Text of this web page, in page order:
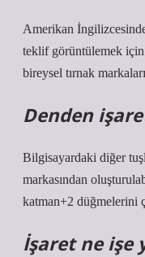
Amerikan
teklif görüntülemek
bireysel tırnak
Denden
Bilgisayardaki diğer
markasından
katman+2 düğmelerini
İşaret ne işe